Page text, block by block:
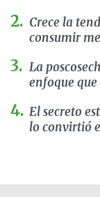
Crece la
consumir
La
enfoque que
El secreto
lo convirtió